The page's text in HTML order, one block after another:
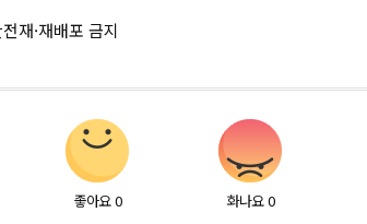
재·재배포 금지
좋아요 0 화나요 0